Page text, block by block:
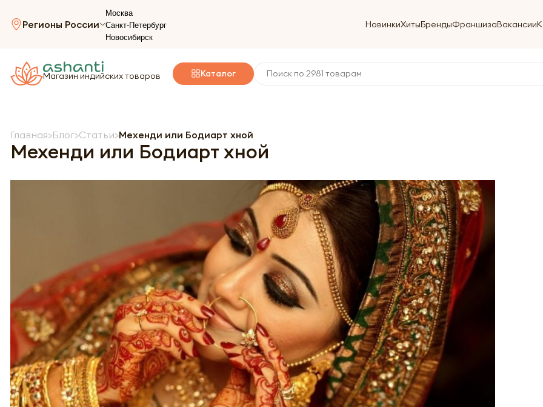
Регионы России
Москва
Санкт-Петербург
Новосибирск
НовинкиХитыБрендыФраншизаВакансии
Магазин индийских товаров Каталог
Главная Блог Статьи Мехенди или Бодиарт хной
Мехенди или Бодиарт хной